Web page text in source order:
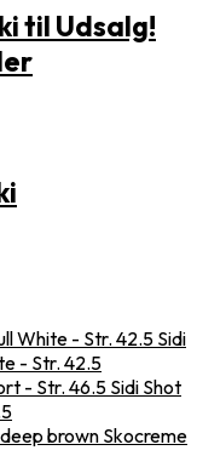
til Udsalg!
Sidi
- Str. 42.5
Sidi Shot
Skocreme